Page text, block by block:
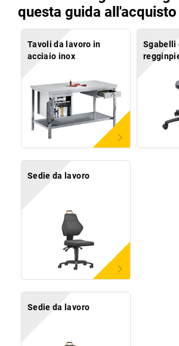
questa guida all'acquisto
Tavoli da lavoro in
acciaio inox
Sgabelli
Sedie da lavoro
Sedie da lavoro